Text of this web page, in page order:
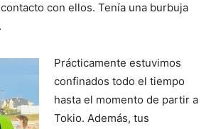
con ellos. Tenía una burbuja
Prácticamente estuvimos
confinados todo el tiempo
hasta el momento de partir a
Tokio. Además, tus